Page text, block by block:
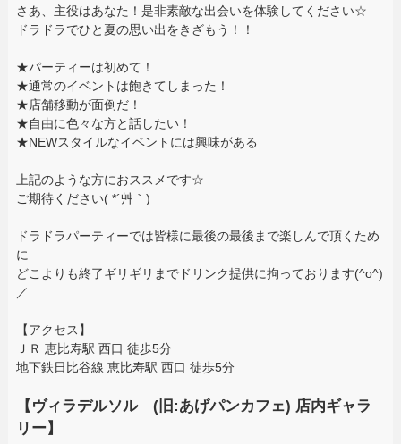
さあ、主役はあなた！是非素敵な出会いを体験してください☆
ドラドラでひと夏の思い出をきざもう！！
★パーティーは初めて！
★通常のイベントは飽きてしまった！
★店舗移動が面倒だ！
★自由に色々な方と話したい！
★NEWスタイルなイベントには興味がある
上記のような方におススメです☆
ご期待ください( *´艸｀)
ドラドラパーティーでは皆様に最後の最後まで楽しんで頂くため
に
どこよりも終了ギリギリまでドリンク提供に拘っております(^o^)
／
【アクセス】
ＪＲ 恵比寿駅 西口 徒歩5分
地下鉄日比谷線 恵比寿駅 西口 徒歩5分
【ヴィラデルソル (旧:あげパンカフェ) 店内ギャラ
リー】